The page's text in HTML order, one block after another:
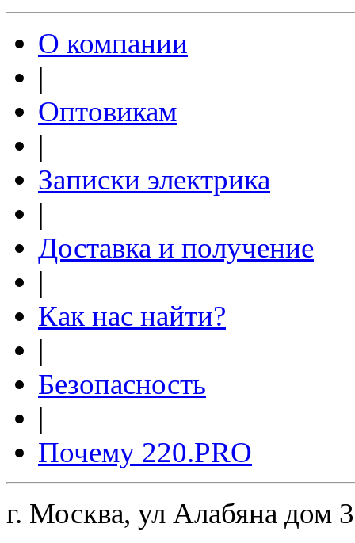
О компании
|
Оптовикам
|
Записки электрика
|
Доставка и получение
|
Как нас найти?
|
Безопасность
|
Почему 220.PRO
г. Москва, ул Алабяна дом